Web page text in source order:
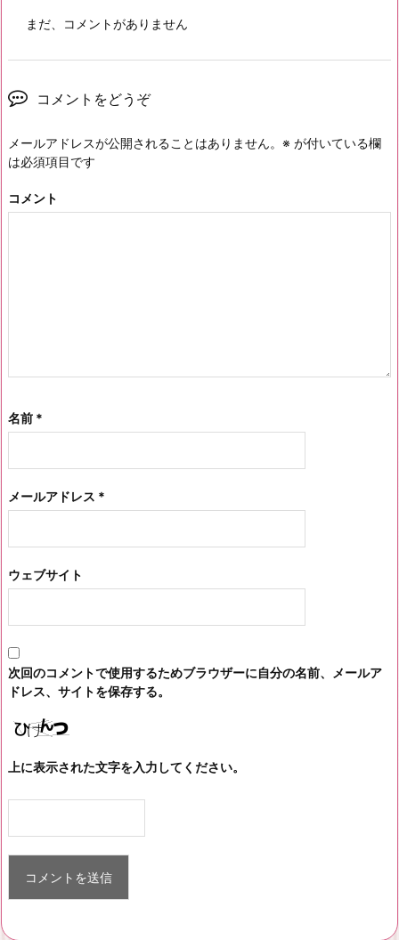
まだ、コメントがありません
コメントをどうぞ
メールアドレスが公開されることはありません。 ※ が付いている欄
は必須項目です
コメント
名前 *
メールアドレス *
ウェブサイト
次回のコメントで使用するためブラウザーに自分の名前、メールア
ドレス、サイトを保存する。
上に表示された文字を入力してください。